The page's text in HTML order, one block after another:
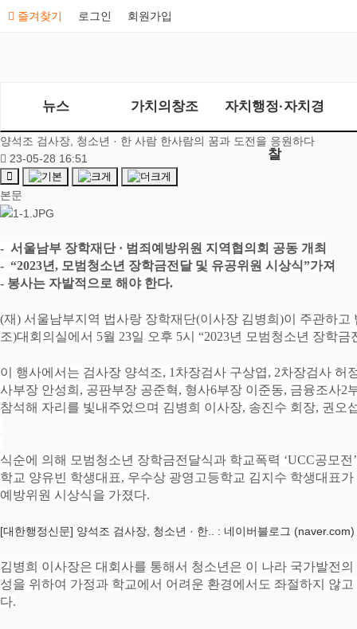
즐겨찾기 로그인 회원가입
뉴스 가치의창조 자치행정·자치경
찰
양석조 검사장, 청소년 · 한 사람 한사람의 꿈과 도전을 응원하다
23-05-28 16:51
본문
- 서울남부 장학재단 · 범죄예방위원 지역협의회 공동 개최
- “2023년, 모범청소년 장학금전달 및 유공위원 시상식”가져
- 봉사는 자발적으로 해야 한다.
(재) 서울남부지역 법사랑 장학재단(이사장 김병희 )이 주관하고
조)대회의실에서 5월 23일 오후 5시 “2023년 모범청소년 장학금
이 행사에서는 검사장 양석조, 1 차장검사 구상엽, 2차장검사 허
사부장 안성희 , 공판부장 공준혁, 형사6부장 이준동, 금융조사2
참석해 자리를 빛내주었으며 김병희 이사장, 송진수 회장, 권오
식순에 의해 모범청소년 장학금전달식과 학교폭력 ‘UCC공모전
학교 양유빈 학생대표, 우수상 광영고등학교 김지수 학생대표
예방위원 시상식을 가졌다.
[대한행정신문] 양석조 검사장, 청소년 · 한.. : 네이버블로그 (naver.com)
김병희 이사장은 대회사를 통해서 청소년은 이 나라 국가발전
성을 위하여 가정과 학교에서 어려운 환경에서도 좌절하지 않
다.